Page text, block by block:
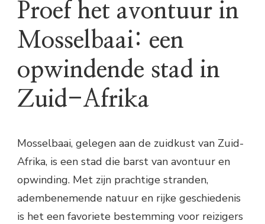
Proef het avontuur in
Mosselbaai: een
opwindende stad in
Zuid-Afrika
Mosselbaai, gelegen aan de zuidkust van Zuid-
Afrika, is een stad die barst van avontuur en
opwinding. Met zijn prachtige stranden,
adembenemende natuur en rijke geschiedenis
is het een favoriete bestemming voor reizigers